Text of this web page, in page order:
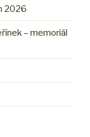
2026
– memoriál